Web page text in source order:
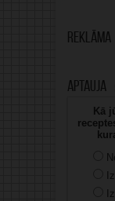
Reklāma
Aptauja
Kā